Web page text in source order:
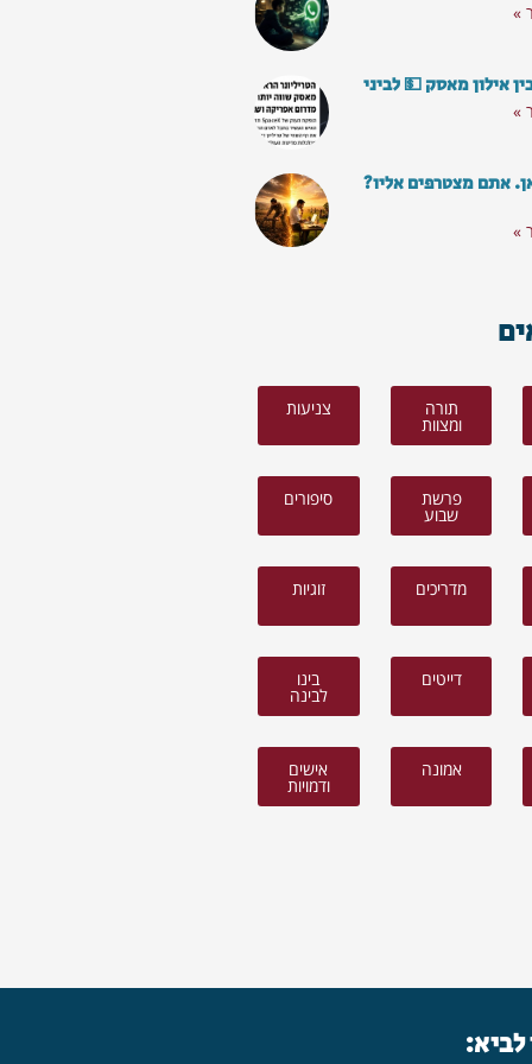
»
אילון מאסק 💵 לביני
»
אתם מצטרפים אליו?
»
תורה
ומצוות
צניעות
פרשת
שבוע
סיפורים
מדריכים זוגיות
דייטים בינו
לבינה
אמונה אישים
ודמויות
לביא: